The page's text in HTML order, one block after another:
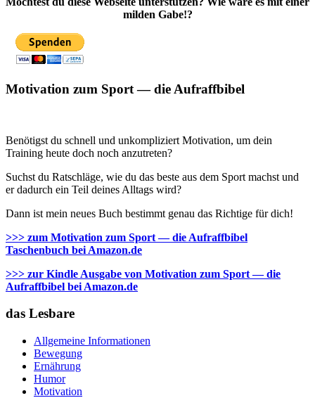
milden Gabe!?
Motivation zum Sport — die Aufraffbibel
Benötigst du schnell und unkompliziert Motivation, um dein
Training heute doch noch anzutreten?
Suchst du Ratschläge, wie du das beste aus dem Sport machst und
er dadurch ein Teil deines Alltags wird?
Dann ist mein neues Buch bestimmt genau das Richtige für dich!
>>> zum Motivation zum Sport — die Aufraffbibel
Taschenbuch bei Amazon.de
>>> zur Kindle Ausgabe von Motivation zum Sport — die
Aufraffbibel bei Amazon.de
das Lesbare
Allgemeine Informationen
Bewegung
Ernährung
Humor
Motivation